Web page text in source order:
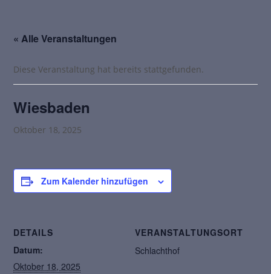
« Alle Veranstaltungen
Diese Veranstaltung hat bereits stattgefunden.
Wiesbaden
Oktober 18, 2025
Zum Kalender hinzufügen
DETAILS
Datum:
Oktober 18, 2025
VERANSTALTUNGSORT
Schlachthof